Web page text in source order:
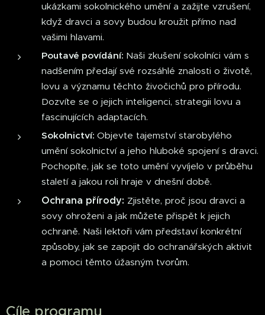
ukázkami sokolnického umění a zažijte vzrušení,
když dravci a sovy budou kroužit přímo nad
vašimi hlavami.
Poutavé povídání: Naši zkušení sokolníci vám s
nadšením předají své rozsáhlé znalosti o životě,
lovu a významu těchto živočichů pro přírodu.
Dozvíte se o jejich inteligenci, strategii lovu a
fascinujících adaptacích.
Sokolnictví: Objevte tajemství starobylého
umění sokolnictví a jeho hluboké spojení s dravci.
Pochopíte, jak se toto umění vyvíjelo v průběhu
staletí a jakou roli hraje v dnešní době.
Ochrana přírody: Zjistěte, proč jsou dravci a
sovy ohroženi a jak můžete přispět k jejich
ochraně. Naši lektoři vám představí konkrétní
způsoby, jak se zapojit do ochranářských aktivit
a pomoci těmto úžasným tvorům.
Cíle programu